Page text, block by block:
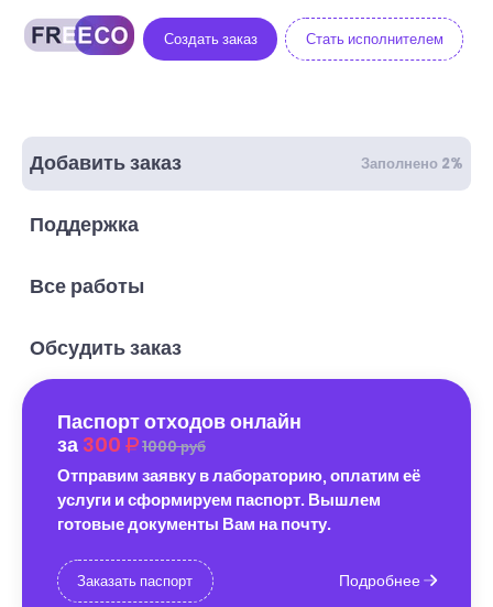
Создать заказ Стать исполнителем
Добавить заказ Заполнено 2%
Поддержка
Все работы
Обсудить заказ
Паспорт отходов онлайн
за 300 1000 руб
Отправим заявку в лабораторию, оплатим её
услуги и сформируем паспорт. Вышлем
готовые документы Вам на почту.
Заказать паспорт Подробнее